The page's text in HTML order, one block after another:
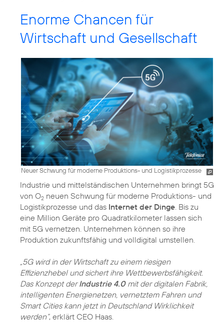
Enorme Chancen für
Wirtschaft und Gesellschaft
Neuer Schwung für moderne Produktions- und Logistikprozesse
Industrie und mittelständischen Unternehmen bringt 5G
von O2 neuen Schwung für moderne Produktions- und
Logistikprozesse und das Internet der Dinge. Bis zu
eine Million Geräte pro Quadratkilometer lassen sich
mit 5G vernetzen. Unternehmen können so ihre
Produktion zukunftsfähig und volldigital umstellen.
„5G wird in der Wirtschaft zu einem riesigen
Effizienzhebel und sichert ihre Wettbewerbsfähigkeit.
Das Konzept derIndustrie 4.0mit der digitalen Fabrik,
intelligenten Energienetzen, vernetztem Fahren und
Smart Cities kann jetzt in Deutschland Wirklichkeit
werden“, erklärt CEO Haas.